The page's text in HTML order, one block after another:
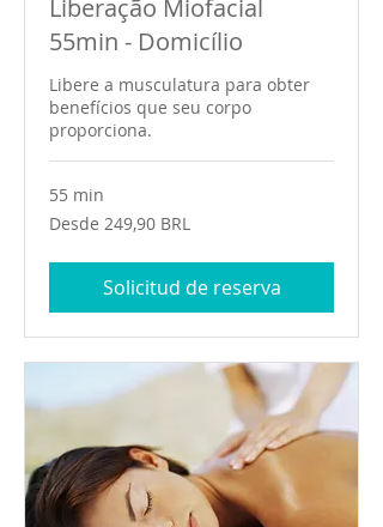
Liberação Miofacial
55min - Domicílio
Libere a musculatura para obter
benefícios que seu corpo
proporciona.
55 min
Desde
249,90
Desde 249,90 BRL
Solicitud de reserva